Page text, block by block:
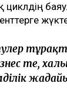
те,